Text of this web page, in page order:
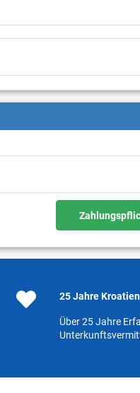
25 Jahre Kroatien
Über 25 Jahre